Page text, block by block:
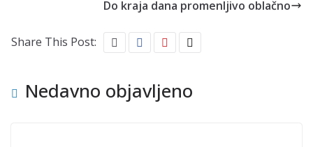
Do kraja dana promenljivo oblačno
Share This Post:
Nedavno objavljeno